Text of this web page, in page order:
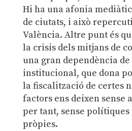
Hi ha una afonia
de ciutats, i això
València. Altre punt és
la crisis dels mitjans de
una gran dependència
institucional, que dona
la fiscalització de certes
factors ens deixen sense
per tant, sense
pròpies.